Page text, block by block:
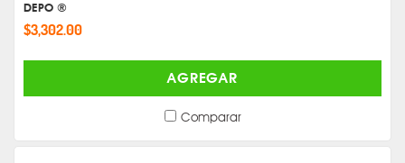
DEPO ®
$3,302.00
AGREGAR
Comparar